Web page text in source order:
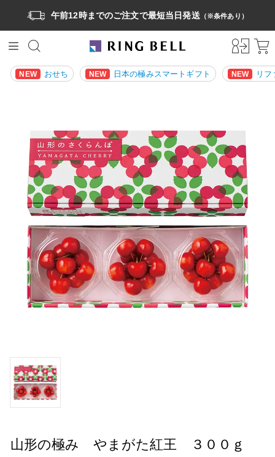
午前12時までのご注文で最短当日発送（※条件あり）
NEW おせち NEW 日本の極みスマートギフト NEW リ
山形の極み やまがた紅王 ３００ｇ